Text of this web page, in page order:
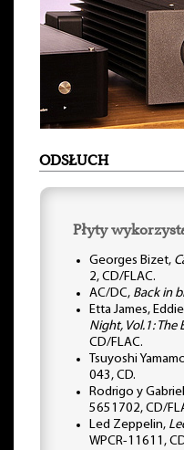
ODSŁUCH
Płyty
Georges Bizet,
2, CD/FLAC.
AC/DC, Back in
Etta James,
Night, Vol.1: The
CD/FLAC.
Tsuyoshi
043, CD.
Rodrigo y
5651702, CD/
Led Zeppelin,
WPCR-11611,